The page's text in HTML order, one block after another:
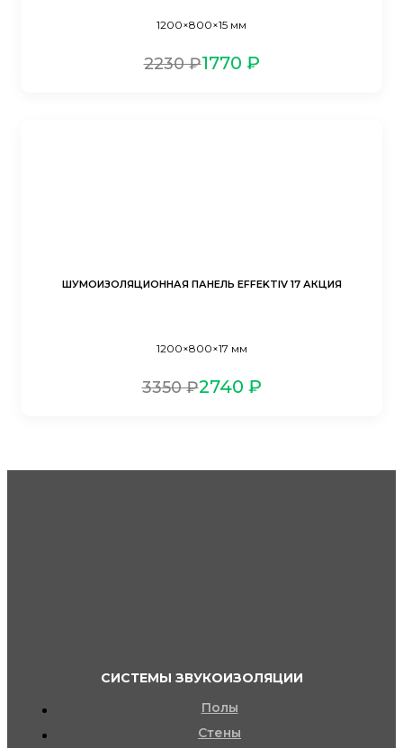
1200×800×15 мм
2230 ₽1770 ₽
ШУМОИЗОЛЯЦИОННАЯ ПАНЕЛЬ EFFEKTIV 17 АКЦИЯ
1200×800×17 мм
3350 ₽2740 ₽
СИСТЕМЫ ЗВУКОИЗОЛЯЦИИ
Полы
Стены